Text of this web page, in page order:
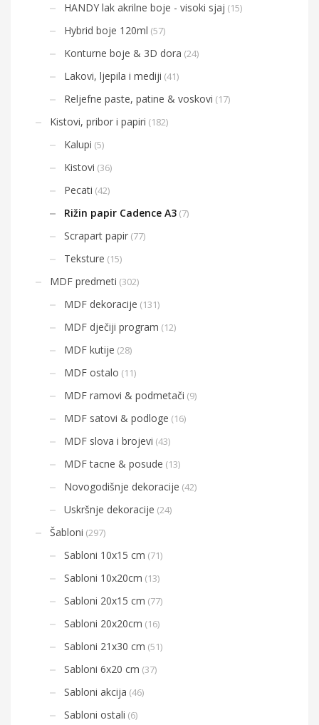
HANDY lak akrilne boje - visoki sjaj (15)
Hybrid boje 120ml (57)
Konturne boje & 3D dora (24)
Lakovi, ljepila i mediji (41)
Reljefne paste, patine & voskovi (17)
Kistovi, pribor i papiri (182)
Kalupi (5)
Kistovi (36)
Pecati (42)
Rižin papir Cadence A3 (7)
Scrapart papir (77)
Teksture (15)
MDF predmeti (302)
MDF dekoracije (131)
MDF dječiji program (12)
MDF kutije (28)
MDF ostalo (11)
MDF ramovi & podmetači (9)
MDF satovi & podloge (16)
MDF slova i brojevi (43)
MDF tacne & posude (13)
Novogodišnje dekoracije (42)
Uskršnje dekoracije (24)
Šabloni (297)
Sabloni 10x15 cm (71)
Sabloni 10x20cm (13)
Sabloni 20x15 cm (77)
Sabloni 20x20cm (16)
Sabloni 21x30 cm (51)
Sabloni 6x20 cm (37)
Sabloni akcija (46)
Sabloni ostali (6)